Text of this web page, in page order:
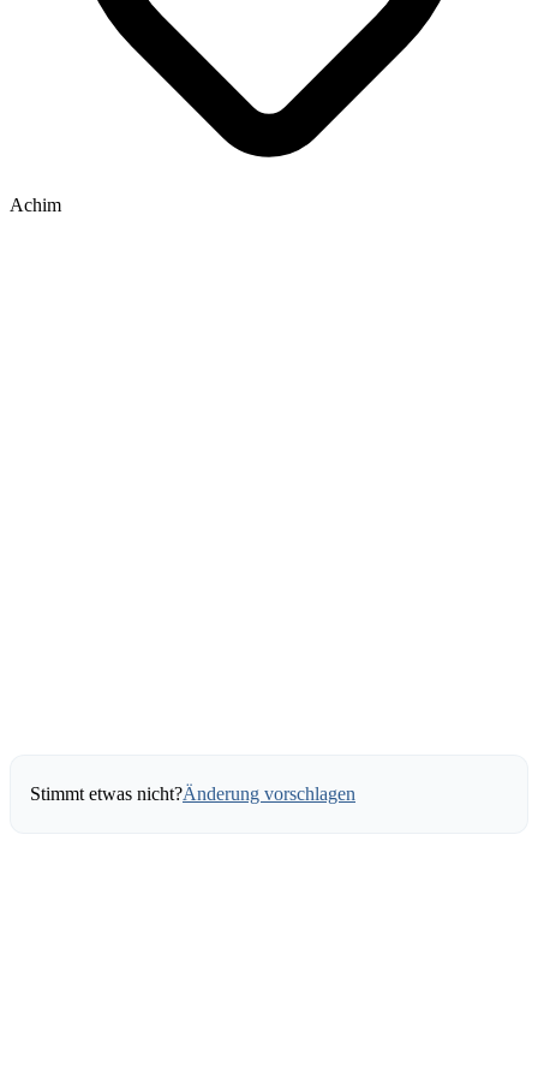
Achim
Stimmt etwas nicht?Änderung vorschlagen